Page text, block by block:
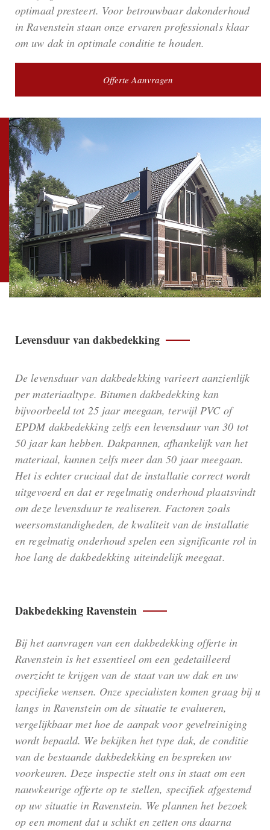
optimaal presteert. Voor betrouwbaar dakonderhoud
in Ravenstein staan onze ervaren professionals klaar
om uw dak in optimale conditie te houden.
Offerte Aanvragen
Levensduur van dakbedekking
De levensduur van dakbedekking varieert aanzienlijk
per materiaaltype. Bitumen dakbedekking kan
bijvoorbeeld tot 25 jaar meegaan, terwijl PVC of
EPDM dakbedekking zelfs een levensduur van 30 tot
50 jaar kan hebben. Dakpannen, afhankelijk van het
materiaal, kunnen zelfs meer dan 50 jaar meegaan.
Het is echter cruciaal dat de installatie correct wordt
uitgevoerd en dat er regelmatig onderhoud plaatsvindt
om deze levensduur te realiseren. Factoren zoals
weersomstandigheden, de kwaliteit van de installatie
en regelmatig onderhoud spelen een significante rol in
hoe lang de dakbedekking uiteindelijk meegaat.
Dakbedekking Ravenstein
Bij het aanvragen van een dakbedekking offerte in
Ravenstein is het essentieel om een gedetailleerd
overzicht te krijgen van de staat van uw dak en uw
specifieke wensen. Onze specialisten komen graag bij u
langs in Ravenstein om de situatie te evalueren,
vergelijkbaar met hoe de aanpak voor gevelreiniging
wordt bepaald. We bekijken het type dak, de conditie
van de bestaande dakbedekking en bespreken uw
voorkeuren. Deze inspectie stelt ons in staat om een
nauwkeurige offerte op te stellen, specifiek afgestemd
op uw situatie in Ravenstein. We plannen het bezoek
op een moment dat u schikt en zetten ons daarna